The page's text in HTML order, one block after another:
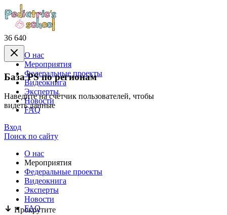
36 640
База PS по регионам
Наведите на счётчик пользователей, чтобы
видеть данные
Прокрутите
О нас
Mероприятия
Федеральные проекты
Видеокнига
Эксперты
Новости
FAQ
Вход
Поиск по сайту
О нас
Mероприятия
Федеральные проекты
Видеокнига
Эксперты
Новости
FAQ